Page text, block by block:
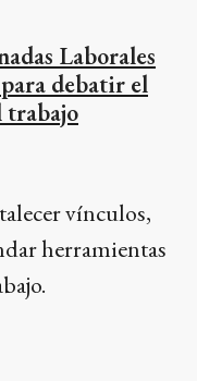
Laborales
debatir el
vínculos,
herramientas